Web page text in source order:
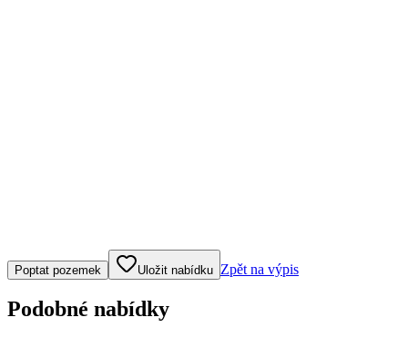
Klepněte nebo klikněte pro ovládání mapy
Poptat pozemek Uložit nabídku Zpět na výpis
Podobné nabídky